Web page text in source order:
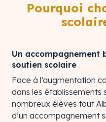
Pourquoi
Un accompagnement
soutien scolaire
Face à l’augmentation
dans les établissements
nombreux élèves tout
d’un accompagnement